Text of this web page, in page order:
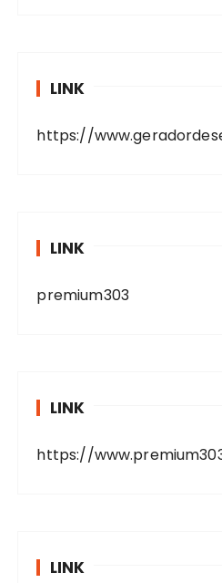
LINK
https://
LINK
premium303
LINK
https://
LINK